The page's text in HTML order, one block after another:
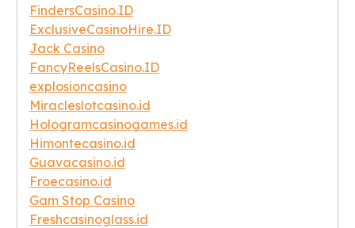
FindersCasino.ID
ExclusiveCasinoHire.ID
Jack Casino
FancyReelsCasino.ID
explosioncasino
Miracleslotcasino.id
Hologramcasinogames.id
Himontecasino.id
Guavacasino.id
Froecasino.id
Gam Stop Casino
Freshcasinoglass.id